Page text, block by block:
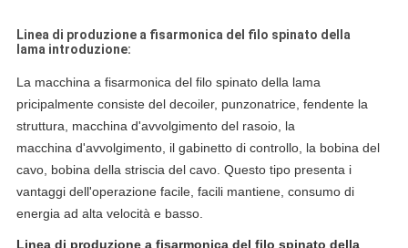
Linea di produzione a fisarmonica del filo spinato della
lama introduzione:
La macchina a fisarmonica del filo spinato della lama
pricipalmente consiste del decoiler, punzonatrice, fendente la
struttura, macchina d'avvolgimento del rasoio, la
macchina d'avvolgimento, il gabinetto di controllo, la bobina del
cavo, bobina della striscia del cavo. Questo tipo presenta i
vantaggi dell'operazione facile, facili mantiene, consumo di
energia ad alta velocità e basso.
Linea di produzione a fisarmonica del filo spinato della